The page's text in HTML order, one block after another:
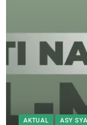
AKTUAL ASY